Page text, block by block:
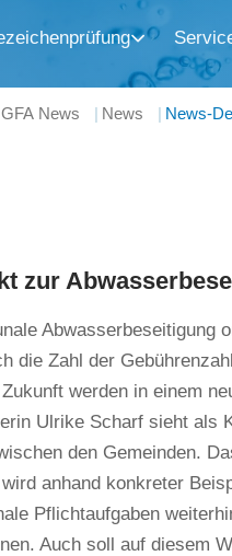
GFA News News News-
zur
Abwasserbeseitigung
die Zahl der
werden in einem
Ulrike Scharf sieht als
den Gemeinden.
anhand konkreter
Pflichtaufgaben
Auch soll auf diesem